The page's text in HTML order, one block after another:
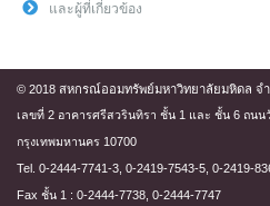
และผู้ที่เกี่ยวข้อง
© 2018 สหกรณ์ออมทรัพย์มหาวิทยาลัยมหิดล จ
เลขที่ 2 อาคารศรีสวรินทิรา ชั้น 1 และ ชั้น 6 ถนน
กรุงเทพมหานคร 10700
Tel. 0-2444-7741-3, 0-2419-7543-5, 0-2419-
Fax ชั้น 1 : 0-2444-7738, 0-2444-7747